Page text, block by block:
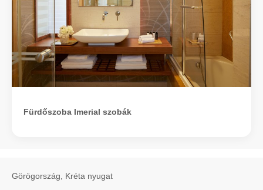
Fürdőszoba Imerial szobák
Görögország, Kréta nyugat